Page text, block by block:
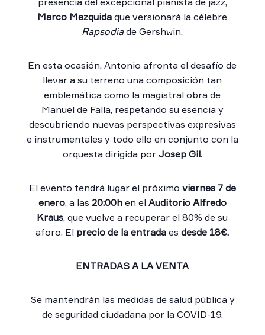
Marco Mezquida que versionará la célebre
Rapsodiade Gershwin.
En esta ocasión, Antonio afronta el desafío de
llevar a su terreno una composición tan
emblemática como la magistral obra de
Manuel de Falla, respetando su esencia y
descubriendo nuevas perspectivas expresivas
e instrumentales y todo ello en conjunto con la
orquesta dirigida por Josep Gil.
El evento tendrá lugar el próximo viernes 7 de
enero, a las 20:00hen el Auditorio Alfredo
Kraus, que vuelve a recuperar el 80% de su
aforo. El precio de la entrada esdesde 18€.
ENTRADAS A LA VENTA
Se mantendrán las medidas de salud pública y
de seguridad ciudadana por la COVID-19.